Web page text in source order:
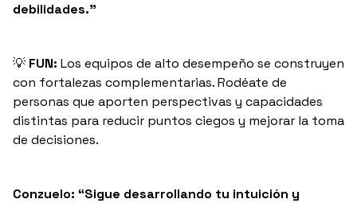
debilidades.”
💡 FUN: Los equipos de alto desempeño se construyen
con fortalezas complementarias. Rodéate de
personas que aporten perspectivas y capacidades
distintas para reducir puntos ciegos y mejorar la toma
de decisiones.
Conzuelo: “Sigue desarrollando tu intuición y